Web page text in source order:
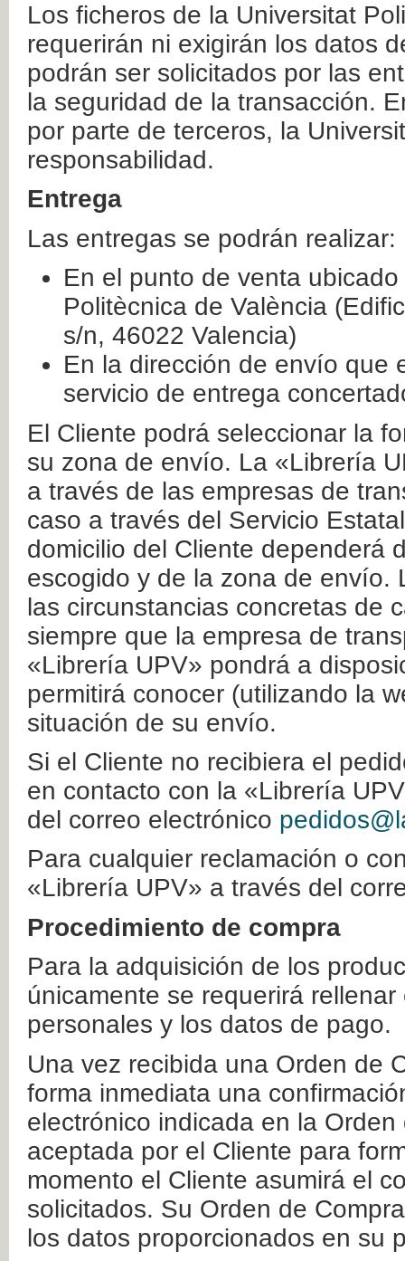
Los ficheros de la Universitat
requerirán ni exigirán los datos
podrán ser solicitados por las
la seguridad de la transacción.
por parte de terceros, la
responsabilidad.
Entrega
Las entregas se podrán realizar:
En el punto de venta
Politècnica de València
s/n, 46022 Valencia)
En la dirección de envío que
servicio de entrega
El Cliente podrá seleccionar la
su zona de envío. La «Librería
a través de las empresas de
caso a través del Servicio
domicilio del Cliente dependerá
escogido y de la zona de envío.
las circunstancias concretas de
siempre que la empresa de
«Librería UPV» pondrá a
permitirá conocer (utilizando la
situación de su envío.
Si el Cliente no recibiera el
en contacto con la «Librería
del correo electrónico
Para cualquier reclamación o
«Librería UPV» a través del
Procedimiento de compra
Para la adquisición de los
únicamente se requerirá
personales y los datos de pago.
Una vez recibida una Orden de
forma inmediata una
electrónico indicada en la
aceptada por el Cliente para
momento el Cliente asumirá el
solicitados. Su Orden de
los datos proporcionados en su